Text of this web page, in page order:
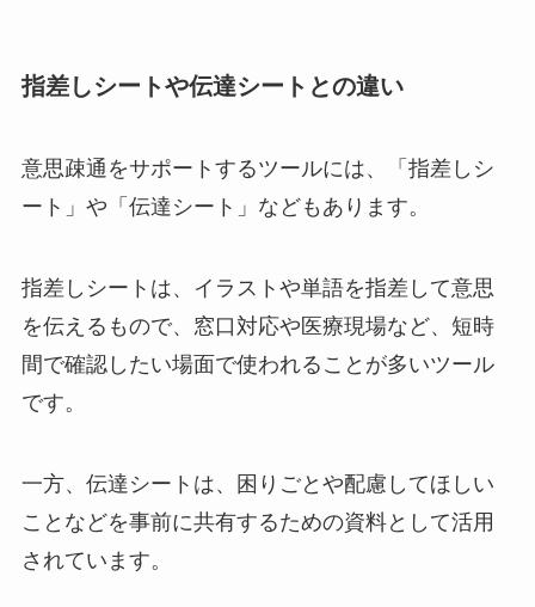
指差しシートや伝達シートとの違い
意思疎通をサポートするツールには、「指差しシ
ート」や「伝達シート」などもあります。
指差しシートは、イラストや単語を指差して意思
を伝えるもので、窓口対応や医療現場など、短時
間で確認したい場面で使われることが多いツール
です。
一方、伝達シートは、困りごとや配慮してほしい
ことなどを事前に共有するための資料として活用
されています。